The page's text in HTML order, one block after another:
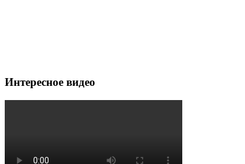
Интересное видео